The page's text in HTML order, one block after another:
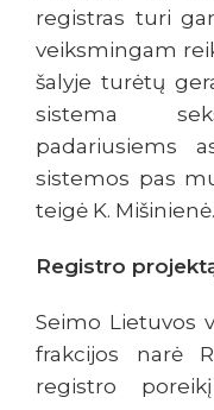
registras turi
veiksmingam
šalyje turėtų
sistema
padariusiems
sistemos pas
teigė K. Mišinienė.
Registro
Seimo Lietuvos
frakcijos narė
registro